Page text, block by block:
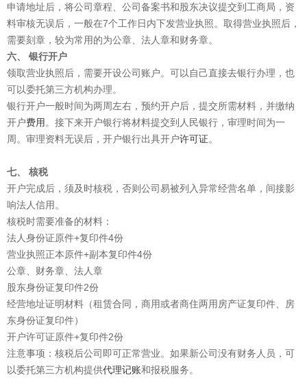
申请地址后，将公司章程、公司备案书和股东决议提交到工商局，资
料审核无误后，一般在7个工作日内下发营业执照。取得营业执照后，
需要刻章，较为常用的为公章、法人章和财务章。
六、 银行开户
领取营业执照后，需要开设公司账户。可以自己直接去银行办理，也
可以委托第三方机构办理。
银行开户一般时间为两周左右，预约开户后，提交所需材料，并缴纳
开户费用 。接下来开户银行将材料提交到人民银行，审理时间为一
周。审理资料无误后，开户银行出具开户许可证。
七、 核税
开户完成后，须及时核税，否则公司易被列入异常经营名单，间接影
响法人信用。
核税时需要准备的材料：
法人身份证原件+复印件4份
营业执照正本原件+副本复印件4份
公章、财务章、法人章
股东身份证复印件2份
经营地址证明材料（租赁合同，商用或者商住两用房产证复印件、房
东身份证复印件）
开户许可证原件+复印件2份
注意事项：核税后公司即可正常营业。如果新公司没有财务人员，可
以委托第三方机构提供代理记账和报税服务。